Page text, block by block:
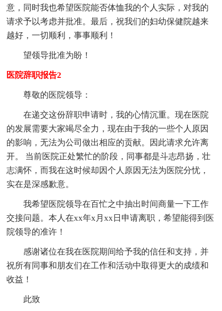
意，同时我也希望医院能否体恤我的个人实际，对我的
请求予以考虑并批准。最后，祝我们的妇幼保健院越来
越好，一切顺利，事事顺利！
望领导批准为盼！
医院辞职报告2
尊敬的医院领导：
在递交这份辞职申请时，我的心情沉重。现在医院
的发展需要大家竭尽全力，现在由于我的一些个人原因
的影响，无法为公司做出相应的贡献。因此请求允许离
开。 当前医院正处繁忙的阶段，同事都是斗志昂扬，壮
志满怀，而我在这时候却因个人原因无法为医院分忧，
实在是深感歉意。
我希望医院领导在百忙之中抽出时间商量一下工作
交接问题。本人在xx年x月xx日申请离职，希望能得到医
院领导的准许！
感谢诸位在我在医院期间给予我的信任和支持，并
祝所有同事和朋友们在工作和活动中取得更大的成绩和
收益！
此致